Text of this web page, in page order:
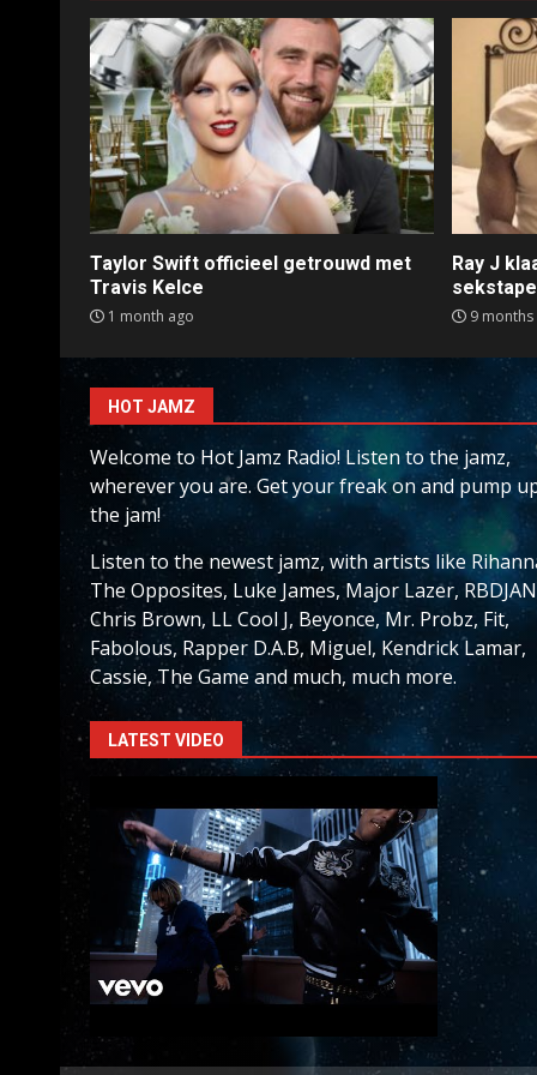
Taylor Swift officieel getrouwd met
Travis Kelce
1 month ago
Ray J
sekstape
9 months
HOT JAMZ
Welcome to Hot Jamz Radio! Listen to the jamz,
wherever you are. Get your freak on and pump
the jam!
Listen to the newest jamz, with artists like
The Opposites, Luke James, Major Lazer,
Chris Brown, LL Cool J, Beyonce, Mr. Probz, Fit,
Fabolous, Rapper D.A.B, Miguel, Kendrick Lamar,
Cassie, The Game and much, much more.
LATEST VIDEO